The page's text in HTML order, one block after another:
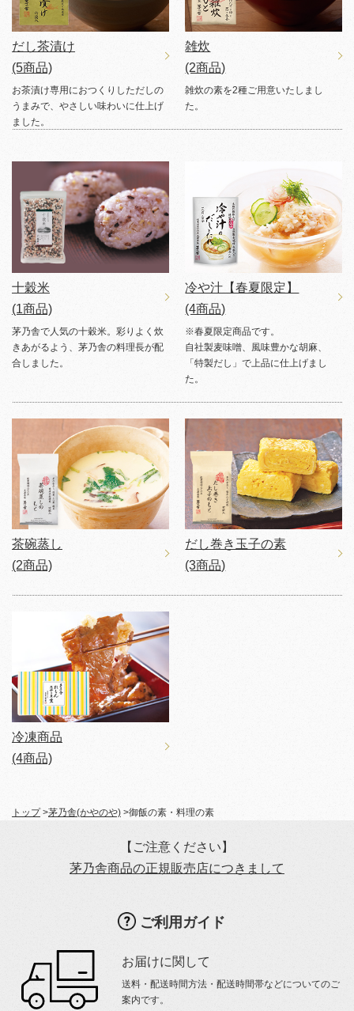
だし茶漬け
(5商品)
お茶漬け専用におつくりしただしの
うまみで、やさしい味わいに仕上げ
ました。
雑炊
(2商品)
雑炊の素を2種ご用意いたしまし
た。
十穀米
(1商品)
茅乃舎で人気の十穀米。彩りよく炊
きあがるよう、茅乃舎の料理長が配
合しました。
冷や汁【春夏限定】
(4商品)
※春夏限定商品です。
自社製麦味噌、風味豊かな胡麻、
「特製だし」で上品に仕上げまし
た。
茶碗蒸し
(2商品)
だし巻き玉子の素
(3商品)
冷凍商品
(4商品)
トップ>茅乃舎(かやのや) >御飯の素・料理の素
【ご注意ください】
茅乃舎商品の正規販売店につきまして
ご利用ガイド
お届けに関して
送料・配送時間方法・配送時間帯などについてのご
案内です。